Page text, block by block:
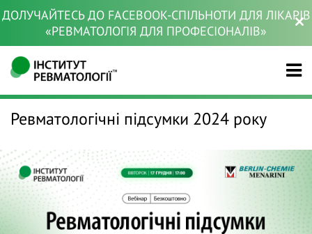
ДОЛУЧАЙТЕСЬ ДО FACEBOOK-СПІЛЬНОТИ ДЛЯ ЛІКАРІВ
«РЕВМАТОЛОГІЯ ДЛЯ ПРОФЕСІОНАЛІВ»
Ревматологічні підсумки 2024 року